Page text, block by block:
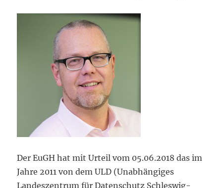
Der EuGH hat mit Urteil vom 05.06.2018 das im
Jahre 2011 von dem ULD (Unabhängiges
Landeszentrum für Datenschutz Schleswig-